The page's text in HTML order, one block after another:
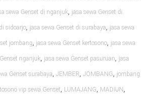
sewa Genset di nganjuk, jasa sewa Genset di
sidoarjo, jasa sewa Genset di surabaya, jasa sewa
jombang, jasa sewa Genset kertosono, jasa sewa
nganjuk, jasa sewa Genset pasuruan, jasa
Genset surabaya, JEMBER, JOMBANG, jombang
vip sewa Genset, LUMAJANG, MADIUN ,